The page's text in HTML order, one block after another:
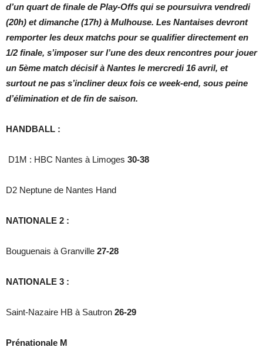
d’un quart de finale de Play-Offs qui se poursuivra vendredi
(20h) et dimanche (17h) à Mulhouse. Les Nantaises devront
remporter les deux matchs pour se qualifier directement en
1/2 finale, s’imposer sur l’une des deux rencontres pour jouer
un 5ème match décisif à Nantes le mercredi 16 avril, et
surtout ne pas s’incliner deux fois ce week-end, sous peine
d’élimination et de fin de saison.
HANDBALL :
D1M : HBC Nantes à Limoges 30-38
D2 Neptune de Nantes Hand
NATIONALE 2 :
Bouguenais à Granville 27-28
NATIONALE 3 :
Saint-Nazaire HB à Sautron 26-29
Prénationale M